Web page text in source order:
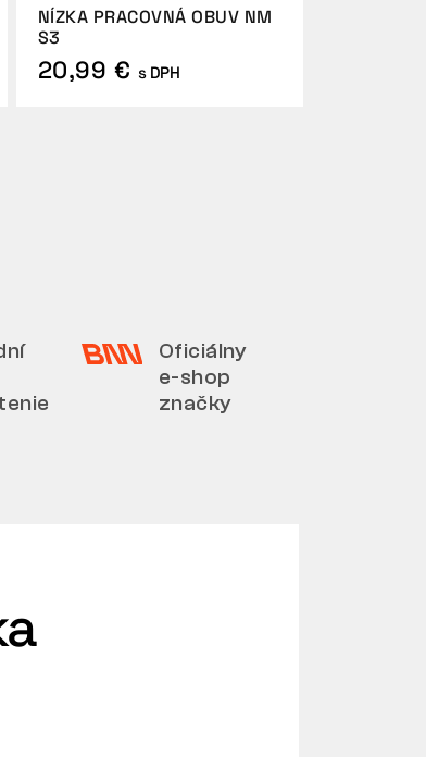
NÍZKA PRACOVNÁ OBUV NM
S3
20,99 € s DPH
Oficiálny
e-shop
značky